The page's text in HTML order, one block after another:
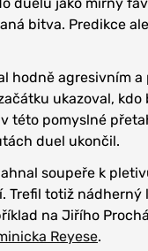
bitva. Predikce
hodně agresivním a
ukazoval, kdo
této pomyslné
duel ukončil.
soupeře k
Trefil totiž nádherný
na Jiřího
Reyese.